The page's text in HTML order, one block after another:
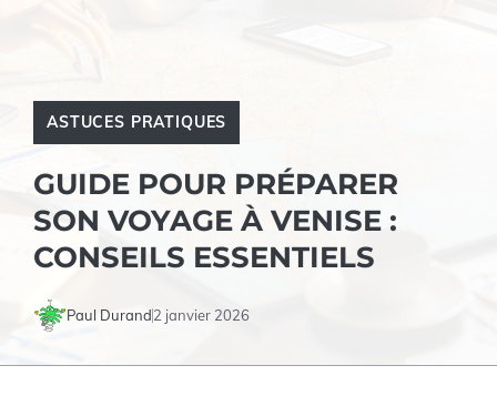
ASTUCES PRATIQUES
GUIDE POUR PRÉPARER
SON VOYAGE À VENISE :
CONSEILS ESSENTIELS
Paul Durand2 janvier 2026